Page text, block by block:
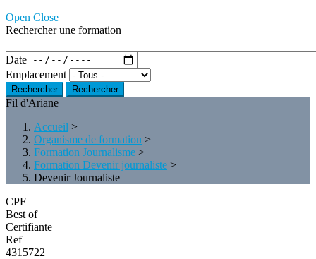
Open Close
Rechercher une formation
Date
Emplacement
Rechercher
Fil d'Ariane
Accueil >
Organisme de formation >
Formation Journalisme >
Formation Devenir journaliste >
Devenir Journaliste
CPF
Best of
Certifiante
Ref
4315722